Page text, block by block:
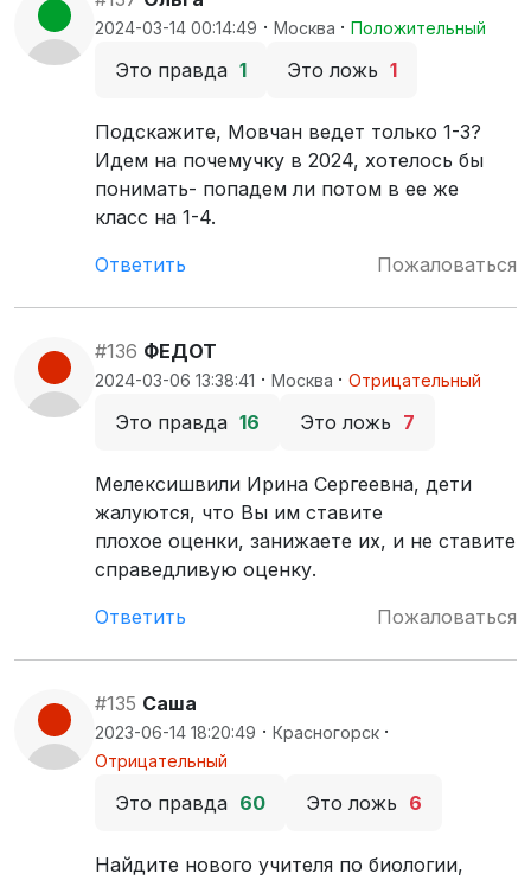
2024-03-14 00:14:49 · Москва · Положительный
Это правда 1 Это ложь 1
Подскажите, Мовчан ведет только 1-3?
Идем на почемучку в 2024, хотелось бы
понимать- попадем ли потом в ее же
класс на 1-4.
Ответить
Пожаловаться
#136 ФЕДОТ
2024-03-06 13:38:41 · Москва · Отрицательный
Это правда 16 Это ложь 7
Мелексишвили Ирина Сергеевна, дети
жалуются, что Вы им ставите
плохое оценки, занижаете их, и не ставите
справедливую оценку.
Ответить
Пожаловаться
#135 Саша
2023-06-14 18:20:49 · Красногорск ·
Отрицательный
Это правда 60 Это ложь 6
Найдите нового учителя по биологии,